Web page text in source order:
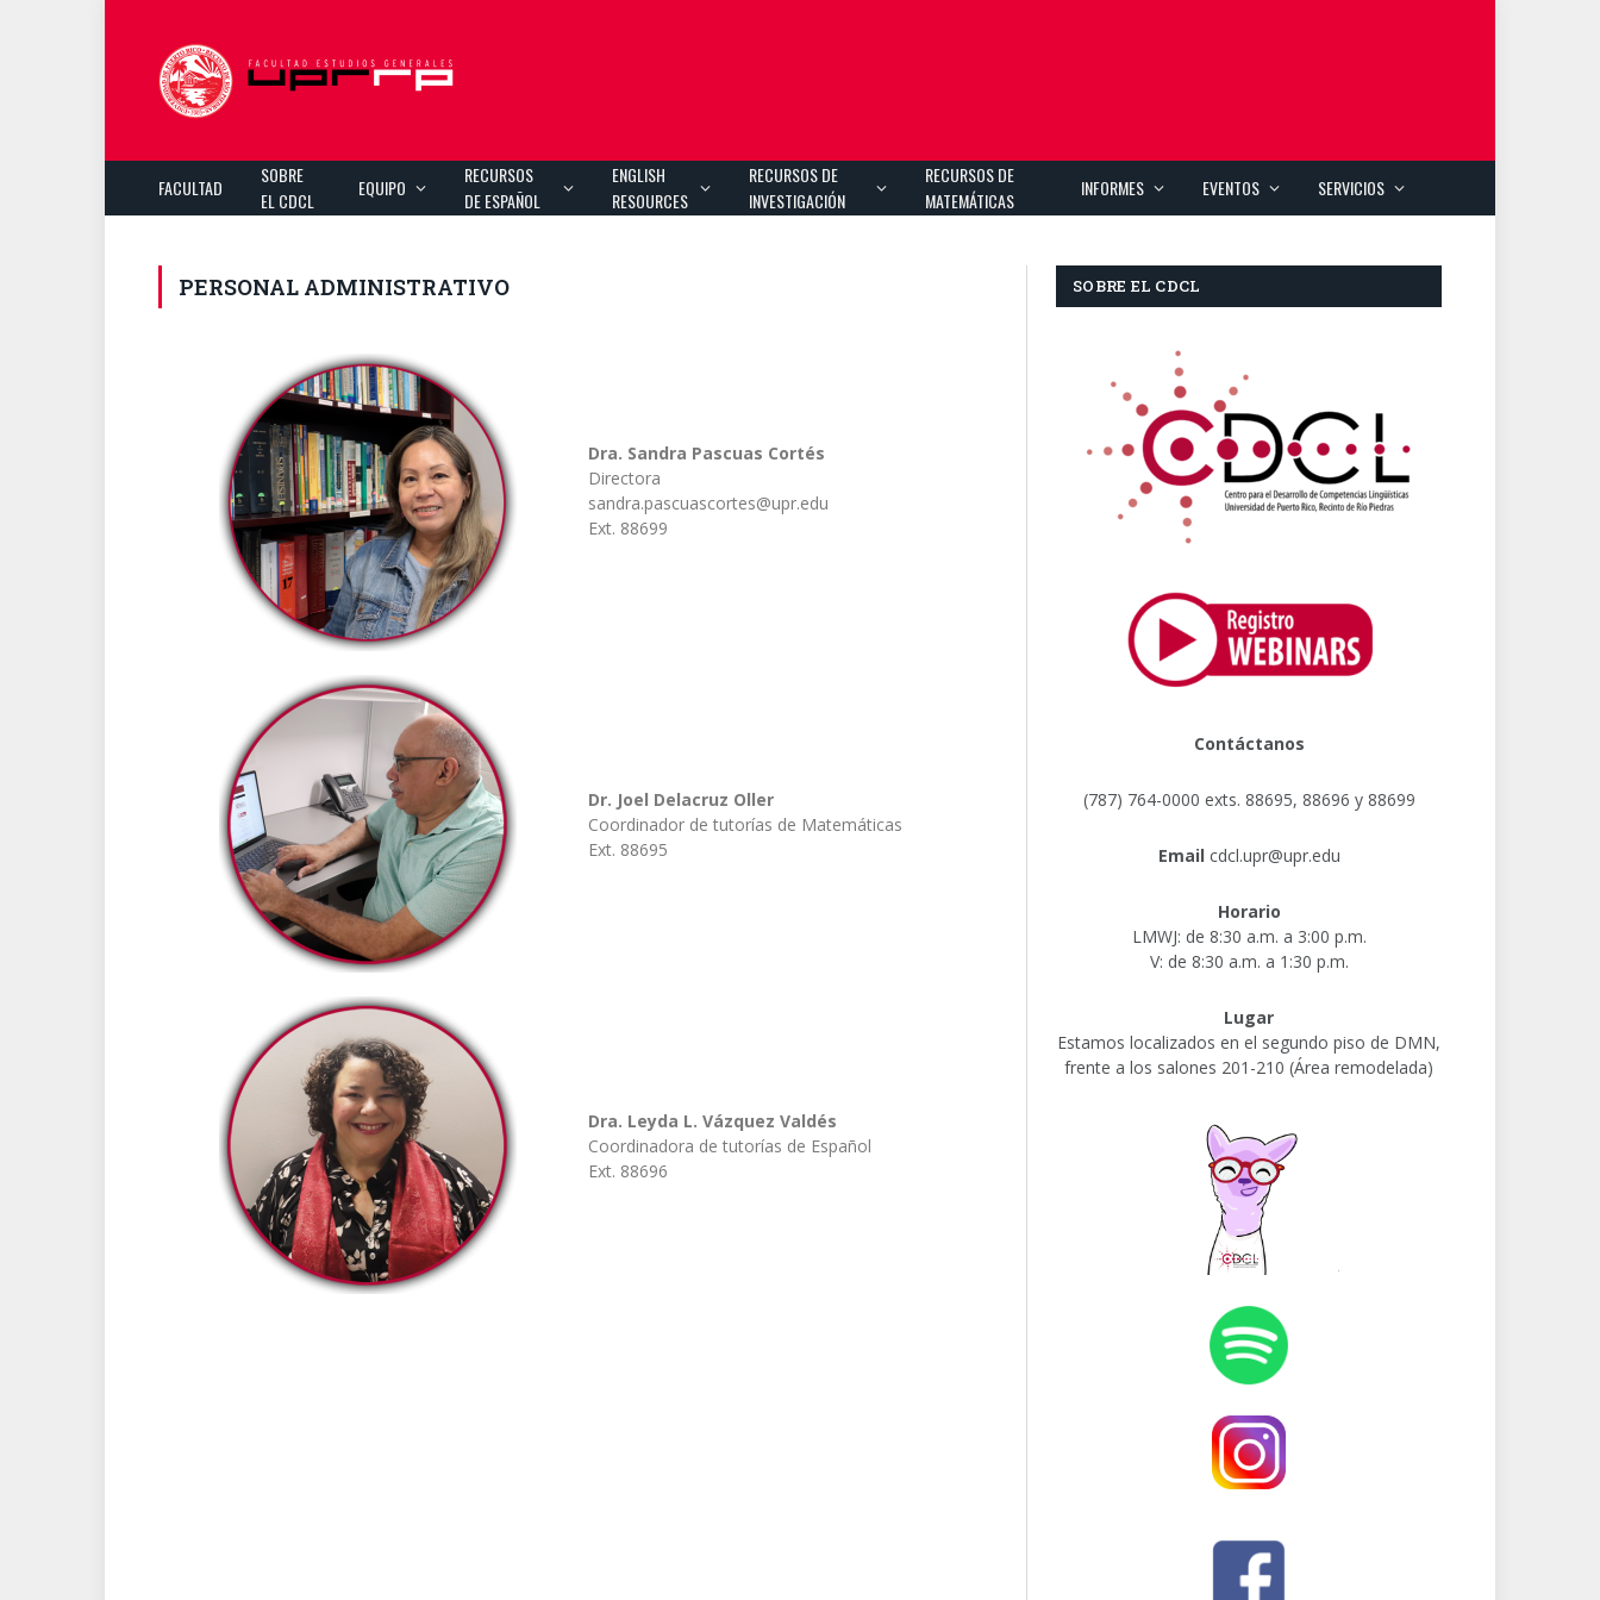
FACULTAD
SOBRE
EL CDCL
EQUIPO
RECURSOS
DE ESPAÑOL
ENGLISH
RESOURCES
RECURSOS DE
INVESTIGACIÓN
RECURSOS DE
MATEMÁTICAS
INFORMES EVENTOS SERVICIOS
PERSONAL ADMINISTRATIVO
Dra. Sandra Pascuas Cortés
Directora
sandra.pascuascortes@upr.edu
Ext. 88699
Dr. Joel Delacruz Oller
Coordinador de tutorías de Matemáticas
Ext. 88695
Dra. Leyda L. Vázquez Valdés
Coordinadora de tutorías de Español
Ext. 88696
SOBRE EL CDCL
Contáctanos
(787) 764-0000 exts. 88695, 88696 y 88699
Email cdcl.upr@upr.edu
Horario
LMWJ: de 8:30 a.m. a 3:00 p.m.
V: de 8:30 a.m. a 1:30 p.m.
Lugar
Estamos localizados en el segundo piso de DMN,
frente a los salones 201-210 (Área remodelada)